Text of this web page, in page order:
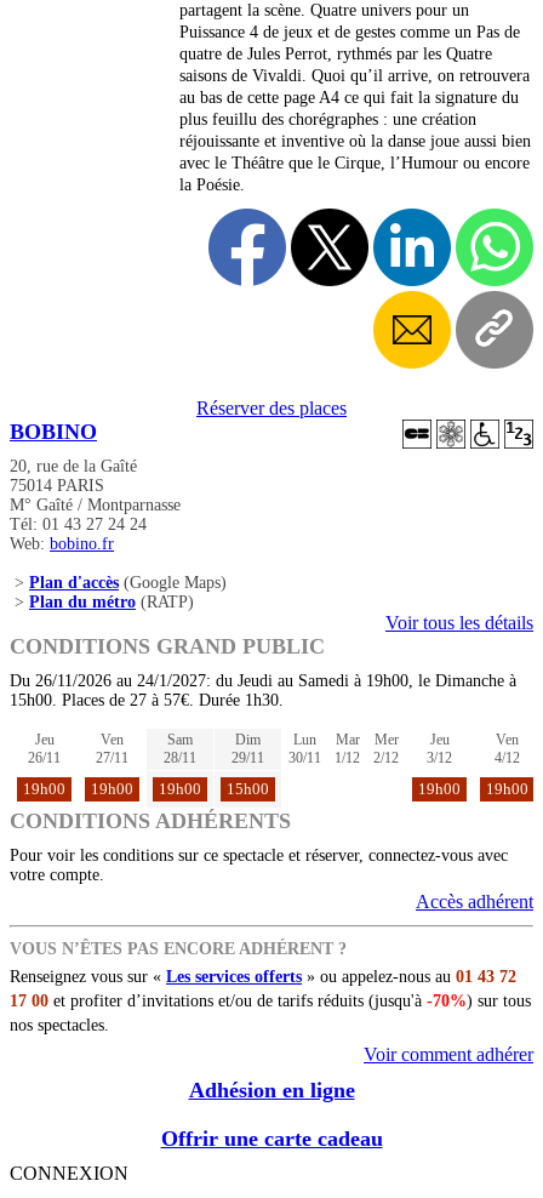
partagent la scène. Quatre univers pour un
Puissance 4 de jeux et de gestes comme un Pas de
quatre de Jules Perrot, rythmés par les Quatre
saisons de Vivaldi. Quoi qu’il arrive, on retrouvera
au bas de cette page A4 ce qui fait la signature du
plus feuillu des chorégraphes : une création
réjouissante et inventive où la danse joue aussi bien
avec le Théâtre que le Cirque, l’Humour ou encore
la Poésie.
Réserver des places
BOBINO
20, rue de la Gaîté
75014 PARIS
M° Gaîté / Montparnasse
Tél: 01 43 27 24 24
Web: bobino.fr
> Plan d'accès (Google Maps)
> Plan du métro (RATP)
Voir tous les détails
CONDITIONS GRAND PUBLIC
Du 26/11/2026 au 24/1/2027: du Jeudi au Samedi à 19h00, le Dimanche à
15h00. Places de 27 à 57€. Durée 1h30.
Jeu
26/11
Ven
27/11
Sam
28/11
Dim
29/11
Lun
30/11
Mar
1/12
Mer
2/12
Jeu
3/12
Ven
4/12
19h00 19h00 19h00 15h00 19h00 19h00
CONDITIONS ADHÉRENTS
Pour voir les conditions sur ce spectacle et réserver, connectez-vous avec
votre compte.
Accès adhérent
VOUS N’ÊTES PAS ENCORE ADHÉRENT ?
Renseignez vous sur « Les services offerts » ou appelez-nous au 01 43 72
17 00 et profiter d’invitations et/ou de tarifs réduits (jusqu'à -70%) sur tous
nos spectacles.
Voir comment adhérer
Adhésion en ligne
Offrir une carte cadeau
CONNEXION